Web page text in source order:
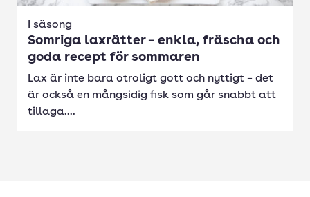
I säsong
Somriga laxrätter – enkla, fräscha och
goda recept för sommaren
Lax är inte bara otroligt gott och nyttigt – det
är också en mångsidig fisk som går snabbt att
tillaga....